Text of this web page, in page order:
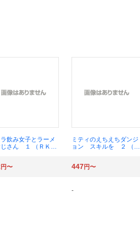
飲み女子とラーメ
じさん １ （ＲＫ
介
ミティのえちえちダンジ
ョン スキルを ２ （Ｒ
６０
円〜 447円〜
-